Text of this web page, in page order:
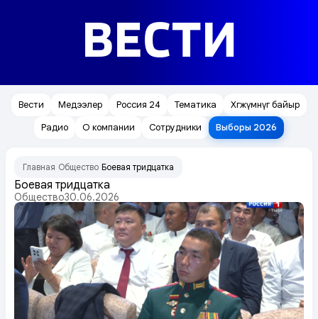
ВЕСТИ
Вести Медээлер Россия 24 Тематика
Хөгжүмнүг байыр
Радио
О компании Сотрудники Выборы 2026
Главная Общество Боевая тридцатка
Боевая тридцатка
Общество30.06.2026